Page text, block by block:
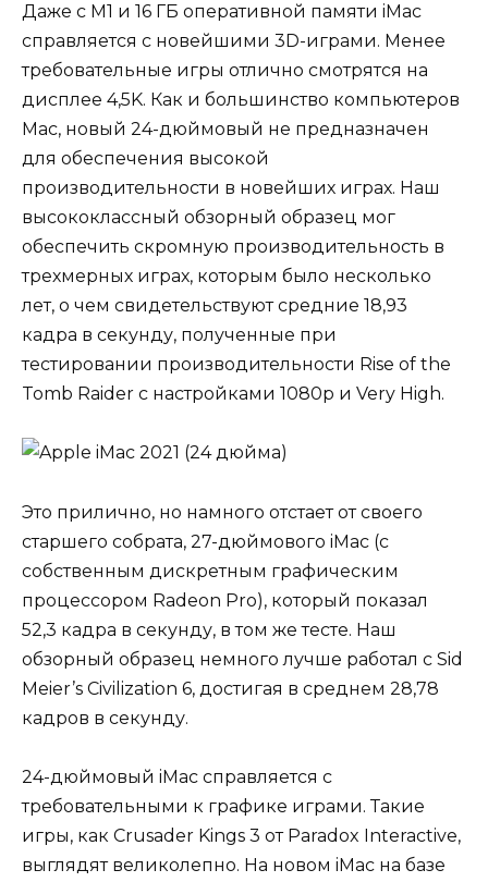
Даже с M1 и 16 ГБ оперативной памяти iMac
справляется с новейшими 3D-играми. Менее
требовательные игры отлично смотрятся на
дисплее 4,5K. Как и большинство компьютеров
Mac, новый 24-дюймовый не предназначен
для обеспечения высокой
производительности в новейших играх. Наш
высококлассный обзорный образец мог
обеспечить скромную производительность в
трехмерных играх, которым было несколько
лет, о чем свидетельствуют средние 18,93
кадра в секунду, полученные при
тестировании производительности Rise of the
Tomb Raider с настройками 1080p и Very High.
Это прилично, но намного отстает от своего
старшего собрата, 27-дюймового iMac (с
собственным дискретным графическим
процессором Radeon Pro), который показал
52,3 кадра в секунду, в том же тесте. Наш
обзорный образец немного лучше работал с Sid
Meier’s Civilization 6, достигая в среднем 28,78
кадров в секунду.
24-дюймовый iMac справляется с
требовательными к графике играми. Такие
игры, как Crusader Kings 3 от Paradox Interactive,
выглядят великолепно. На новом iMac на базе